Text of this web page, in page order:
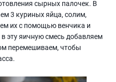
сырных палочек. В
3 куриных яйца, солим,
их с помощью венчика и
эту яичную смесь добавляем
перемешиваем, чтобы